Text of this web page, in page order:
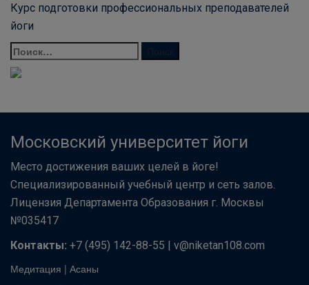
Курс подготовки профессиональных преподавателей
йоги
Московский университет йоги
Место достижения ваших целей в йоге!
Специализированный учебный центр и сеть залов.
Лицензия Департамента Образования г. Москвы
№035417
Контакты: +7 (495) 142-88-55 | v@niketan108.com
Медитация | Асаны